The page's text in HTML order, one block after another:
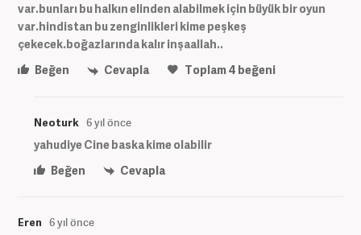
var.bunları bu halkın elinden alabilmek için büyük bir oyun
var.hindistan bu zenginlikleri kime peşkeş
çekecek.boğazlarında kalır inşaallah..
Beğen
Cevapla Toplam4 beğeni
Neoturk 6 yıl önce
yahudiye Cine baska kime olabilir
Beğen
Cevapla
Eren 6 yıl önce